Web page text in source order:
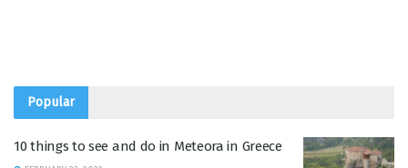
Popular
10 things to see and do in Meteora in Greece